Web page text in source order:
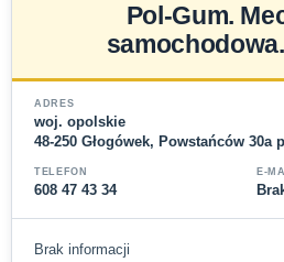
Pol-Gum.
ADRES
woj. opolskie
48-250 Głogówek, Powstańców 30a
TELEFON
608 47 43 34
E-
Brak informacji